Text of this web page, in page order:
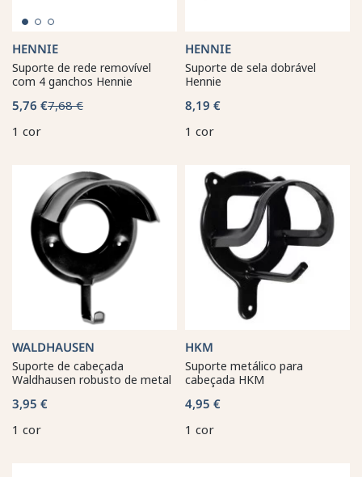
HENNIE
Suporte de rede removível
com 4 ganchos Hennie
5,76 €7,68 €
1 cor
HENNIE
Suporte de sela dobrável
Hennie
8,19 €
1 cor
WALDHAUSEN
Suporte de cabeçada
Waldhausen robusto de metal
3,95 €
1 cor
HKM
Suporte metálico para
cabeçada HKM
4,95 €
1 cor